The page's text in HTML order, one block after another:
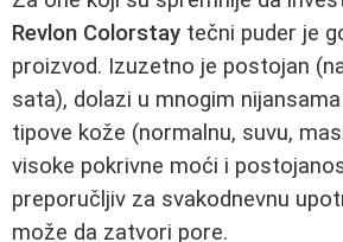
Revlon Colorstay tečni puder je
proizvod. Izuzetno je postojan
sata), dolazi u mnogim
tipove kože (normalnu, suvu,
visoke pokrivne moći i
preporučljiv za svakodnevnu
može da zatvori pore.